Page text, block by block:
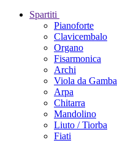
Spartiti
Pianoforte
Clavicembalo
Organo
Fisarmonica
Archi
Viola da Gamba
Arpa
Chitarra
Mandolino
Liuto / Tiorba
Fiati